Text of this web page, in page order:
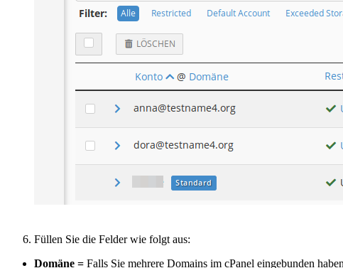
Füllen Sie die Felder wie folgt aus:
Domäne = Falls Sie mehrere Domains im cPanel eingebunden